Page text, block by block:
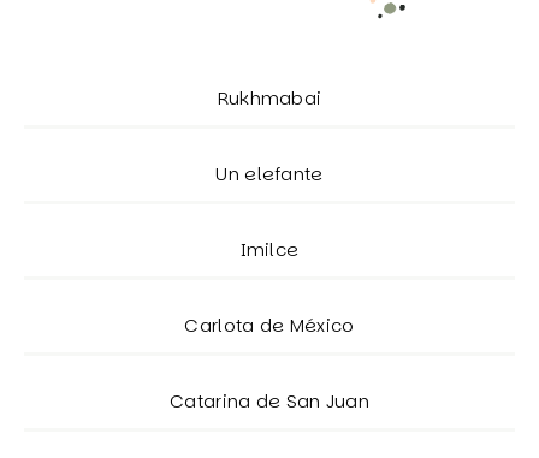
Rukhmabai
Un elefante
Imilce
Carlota de México
Catarina de San Juan